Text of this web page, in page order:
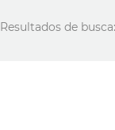
Resultados de busca: